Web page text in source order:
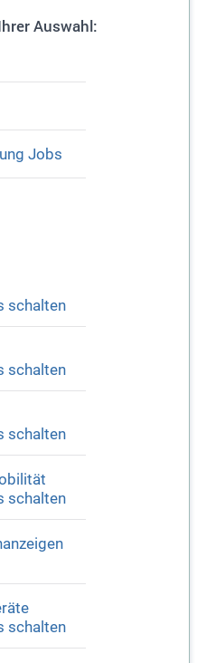
Auswahl:
Jobs
schalten
schalten
schalten
schalten
schalten